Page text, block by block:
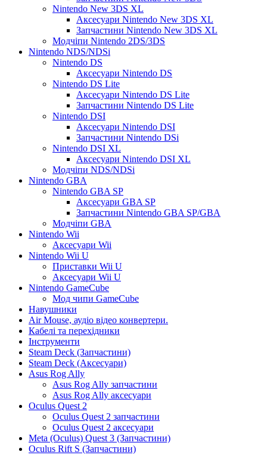
Nintendo New 3DS XL
Аксесуари Nintendo New 3DS XL
Запчастини Nintendo New 3DS XL
Модчіпи Nintendo 2DS/3DS
Nintendo NDS/NDSi
Nintendo DS
Аксесуари Nintendo DS
Nintendo DS Lite
Аксесуари Nintendo DS Lite
Запчастини Nintendo DS Lite
Nintendo DSI
Аксесуари Nintendo DSI
Запчастини Nintendo DSi
Nintendo DSI XL
Аксесуари Nintendo DSI XL
Модчіпи NDS/NDSi
Nintendo GBA
Nintendo GBA SP
Аксесуари GBA SP
Запчастини Nintendo GBA SP/GBA
Модчіпи GBA
Nintendo Wii
Аксесуари Wii
Nintendo Wii U
Приставки Wii U
Аксесуари Wii U
Nintendo GameCube
Мод чипи GameCube
Навушники
Air Mouse, аудіо відео конвертери.
Кабелі та перехідники
Інструменти
Steam Deck (Запчастини)
Steam Deck (Аксесуари)
Asus Rog Ally
Asus Rog Ally запчастини
Asus Rog Ally аксесуари
Oculus Quest 2
Oculus Quest 2 запчастини
Oculus Quest 2 аксесуари
Meta (Oculus) Quest 3 (Запчастини)
Oculus Rift S (Запчастини)